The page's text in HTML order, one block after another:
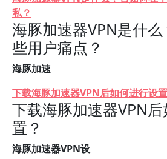
私？
海豚加速器VPN是什
些用户痛点？
海豚加速
下载海豚加速器VPN后如何进行设
下载海豚加速器VPN
置？
海豚加速器VPN设